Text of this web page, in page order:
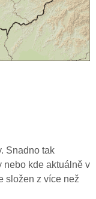
Snadno tak
nebo kde aktuálně v
složen z více než